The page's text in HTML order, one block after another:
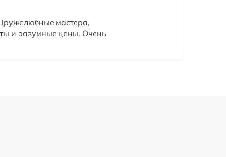
мастера,
и разумные цены. Очень